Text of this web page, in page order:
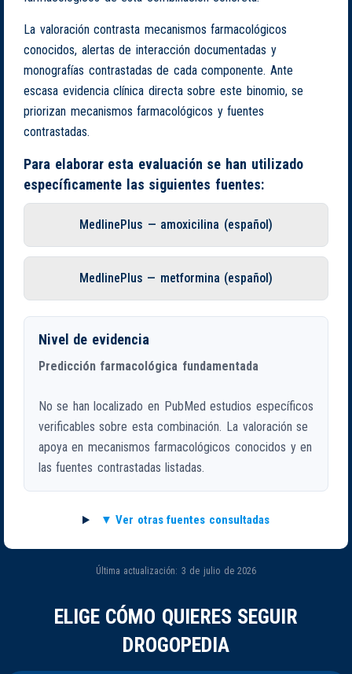
La valoración contrasta mecanismos farmacológicos
conocidos, alertas de interacción documentadas y
monografías contrastadas de cada componente. Ante
escasa evidencia clínica directa sobre este binomio, se
priorizan mecanismos farmacológicos y fuentes
contrastadas.
Para elaborar esta evaluación se han utilizado
específicamente las siguientes fuentes:
MedlinePlus — amoxicilina (español)
MedlinePlus — metformina (español)
Nivel de evidencia
Predicción farmacológica fundamentada
No se han localizado en PubMed estudios específicos
verificables sobre esta combinación. La valoración se
apoya en mecanismos farmacológicos conocidos y en
las fuentes contrastadas listadas.
Ver otras fuentes consultadas
Última actualización: 3 de julio de 2026
ELIGE CÓMO QUIERES SEGUIR
DROGOPEDIA